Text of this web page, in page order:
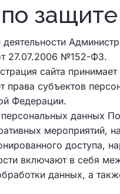
деятельности
27.07.2006 №152-ФЗ.
сайта
права субъектов
Федерации.
данных
мероприятий,
доступа,
включают в себя
данных, а